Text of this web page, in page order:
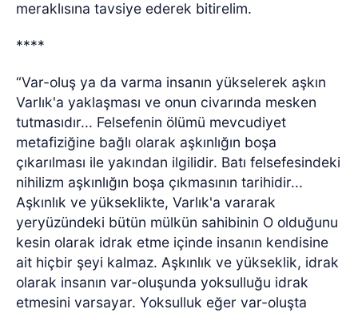
meraklısına tavsiye ederek bitirelim.
****
“Var-oluş ya da varma insanın yükselerek aşkın
Varlık'a yaklaşması ve onun civarında mesken
tutmasıdır... Felsefenin ölümü mevcudiyet
metafiziğine bağlı olarak aşkınlığın boşa
çıkarılması ile yakından ilgilidir. Batı felsefesindeki
nihilizm aşkınlığın boşa çıkmasının tarihidir...
Aşkınlık ve yükseklikte, Varlık'a vararak
yeryüzündeki bütün mülkün sahibinin O olduğunu
kesin olarak idrak etme içinde insanın kendisine
ait hiçbir şeyi kalmaz. Aşkınlık ve yükseklik, idrak
olarak insanın var-oluşunda yoksulluğu idrak
etmesini varsayar. Yoksulluk eğer var-oluşta